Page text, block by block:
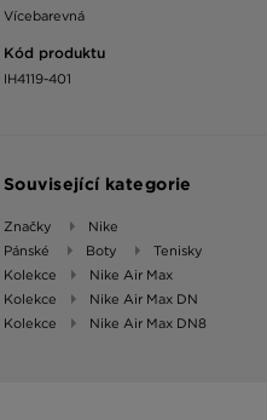
Vícebarevná
Kód produktu
IH4119-401
Související kategorie
Značky
Nike
Pánské
Boty
Tenisky
Kolekce
Nike Air Max
Kolekce
Nike Air Max DN
Kolekce
Nike Air Max DN8